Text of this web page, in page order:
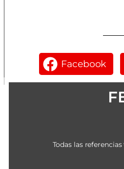
Facebook
Todas las